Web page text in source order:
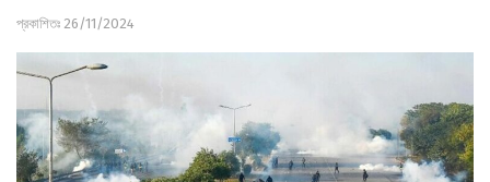
প্রকাশিতঃ 26/11/2024